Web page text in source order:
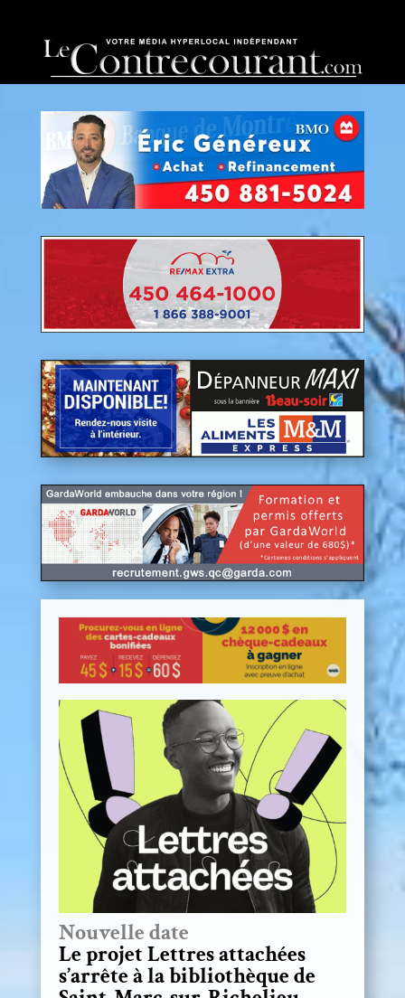
Nouvelle date
Le projet Lettres attachées
s’arrête à la bibliothèque de